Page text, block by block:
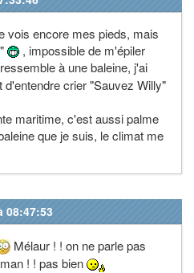
vois encore mes pieds, mais
, impossible de m'épiler
à une baleine, j'ai
d'entendre crier "Sauvez Willy"
maritime, c'est aussi palme
que je suis, le climat me
08:47:53
Mélaur ! ! on ne parle pas
! ! pas bien